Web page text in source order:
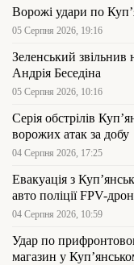
Ворожі удари по
05 Серпня 2026, 19:16
Зеленський
Андрія Беседіна
05 Серпня 2026, 10:16
Серія обстрілів
ворожих атак за добу
04 Серпня 2026, 17:25
Евакуація з
авто поліції FPV-
04 Серпня 2026, 10:59
Удар по
магазин у